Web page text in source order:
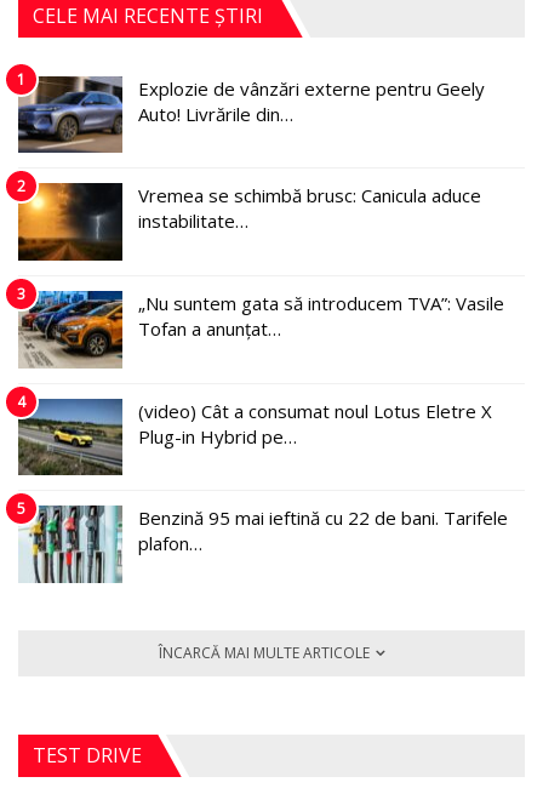
CELE MAI RECENTE ȘTIRI
1
Explozie de vânzări externe pentru Geely
Auto! Livrările din…
2
Vremea se schimbă brusc: Canicula aduce
instabilitate…
3
„Nu suntem gata să introducem TVA”: Vasile
Tofan a anunțat…
4
(video) Cât a consumat noul Lotus Eletre X
Plug-in Hybrid pe…
5
Benzină 95 mai ieftină cu 22 de bani. Tarifele
plafon…
ÎNCARCĂ MAI MULTE ARTICOLE
TEST DRIVE